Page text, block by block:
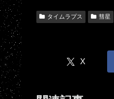
タイムラプス 彗星
X